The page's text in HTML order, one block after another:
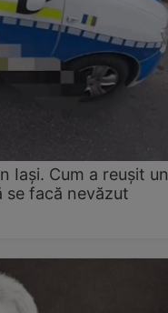
Iași. Cum a reușit un
se facă nevăzut